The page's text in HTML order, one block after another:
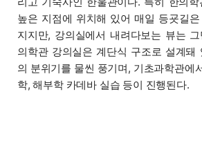
높은 지점에 위치해 있어 매일 등굣길
지지만, 강의실에서 내려다보는 뷰는
의학관 강의실은 계단식 구조로 설계돼
의 분위기를 물씬 풍기며, 기초과학관에
학, 해부학 카데바 실습 등이 진행된다.